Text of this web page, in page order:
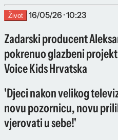
Život 16/05/26 · 10:23
Zadarski producent
pokrenuo glazbeni
Voice Kids Hrvatska
'Djeci nakon velikog
novu pozornicu, novu
vjerovati u sebe!'